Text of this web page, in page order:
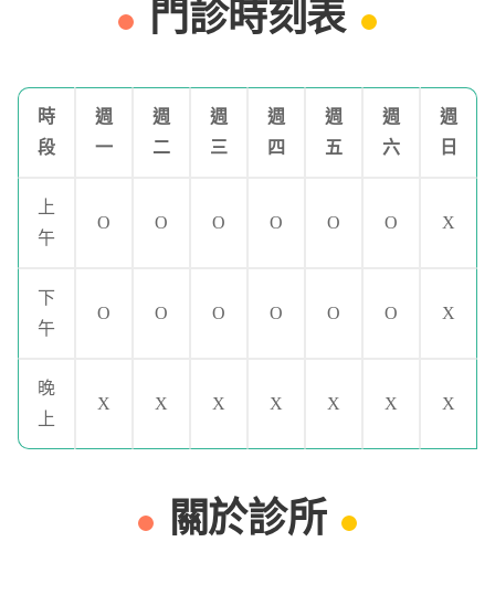
門診時刻表
時
段
週
一
週
二
週
三
週
四
週
五
週
六
週
日
上
午
O O O O O O X
下
午
O O O O O O X
晚
上
X X X X X X X
關於診所